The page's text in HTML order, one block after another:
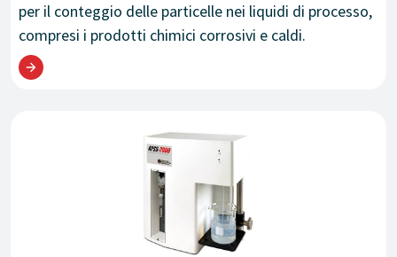
per il conteggio delle particelle nei liquidi di processo,
compresi i prodotti chimici corrosivi e caldi.